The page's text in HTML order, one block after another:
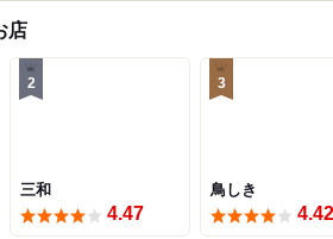
店
2
三和
4.47
3
鳥しき
4.42